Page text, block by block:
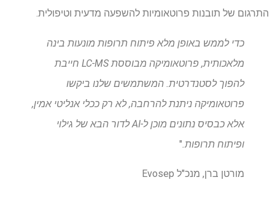
התרגום של תובנות פרוטאומיות להשפעה מדעית וטיפולית.
כדי לממש באופן מלא פיתוח תרופות מונעות בינה
מלאכותית, פרוטאומיקה מבוססת LC-MS חייבת
להפוך לסטנדרטית. המשתמשים שלנו ביקשו
פרוטאומיקה ניתנת להרחבה, לא רק ככלי אנליטי אמין,
אלא כבסיס נתונים מוכן ל-AI לדור הבא של גילוי
ופיתוח תרופות."
מורטן ברן, מנכ"ל Evosep